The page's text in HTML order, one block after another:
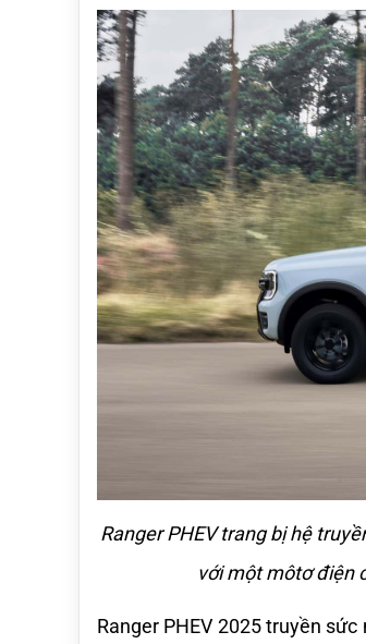
Ranger PHEV trang bị hệ
với một môtơ điện
Ranger PHEV 2025 truyền